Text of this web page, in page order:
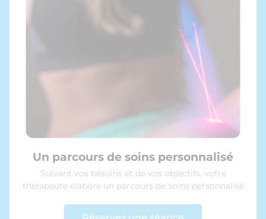
Un parcours de soins personnalisé
Suivant vos besoins et de vos objectifs, votre
thérapeute élabore un parcours de soins personnalisé